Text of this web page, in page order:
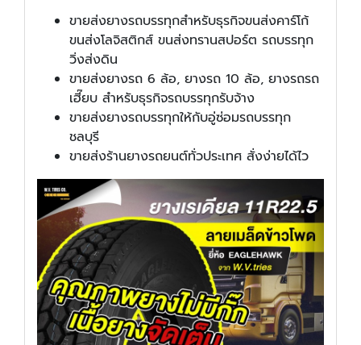
ขายส่งยางรถบรรทุกสำหรับธุรกิจขนส่งคาร์โก้
ขนส่งโลจิสติกส์ ขนส่งทรานสปอร์ต รถบรรทุก
วิ่งส่งดิน
ขายส่งยางรถ 6 ล้อ, ยางรถ 10 ล้อ, ยางรถรถ
เฮี๊ยบ สำหรับธุรกิจรถบรรทุกรับจ้าง
ขายส่งยางรถบรรทุกให้กับอู่ซ่อมรถบรรทุก
ชลบุรี
ขายส่งร้านยางรถยนต์ทั่วประเทศ สั่งง่ายได้ไว